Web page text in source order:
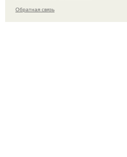
Обратная связь